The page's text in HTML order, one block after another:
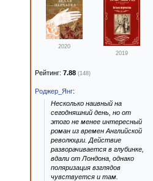
2020
2019
Рейтинг: 7.88 (148)
Роджер_Янг:
Несколько наивный на
сегодняшний день, но от
этого не менее интересный
роман из времен Английской
революции. Действие
разворачивается в глубинке,
вдали от Лондона, однако
поляризация взглядов
чувствуется и там.